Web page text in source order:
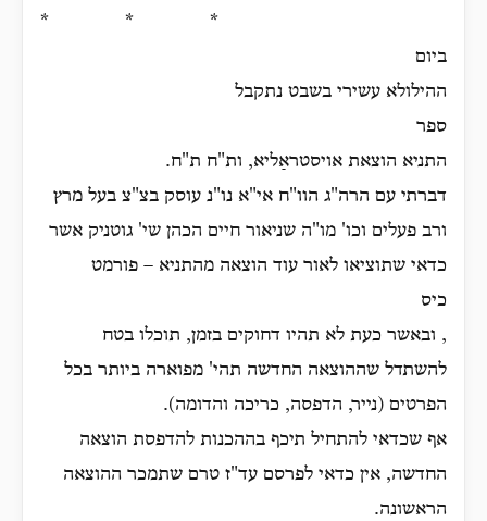
* * *
ביום
ההילולא עשירי בשבט נתקבל
ספר
התניא הוצאת אויסטראַליא, ות"ח ת"ח.
דברתי עם הרה"ג הוו"ח אי"א נו"נ עוסק בצ"צ בעל מרץ
ורב פעלים וכו' מו"ה שניאור חיים הכהן שי' גוטניק אשר
כדאי שתוציאו לאור עוד הוצאה מהתניא – פורמט
כיס
, ובאשר כעת לא תהיו דחוקים בזמן, תוכלו בטח
להשתדל שההוצאה החדשה תהי' מפוארה ביותר בכל
הפרטים (נייר, הדפסה, כריכה והדומה).
אף שכדאי להתחיל תיכף בההכנות להדפסת הוצאה
החדשה, אין כדאי לפרסם עד"ז טרם שתמכר ההוצאה
הראשונה.